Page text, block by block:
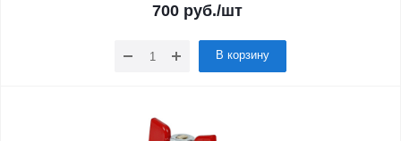
700 руб./шт
В корзину